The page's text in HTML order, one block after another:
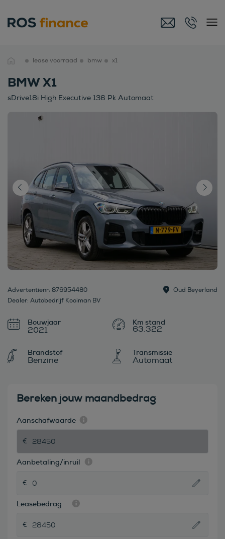
lease voorraad bmw x1
BMW X1
sDrive18i High Executive 136 Pk Automaat
Advertentienr: 876954480
Dealer: Autobedrijf Kooiman BV
Oud Beyerland
Bouwjaar
2021 63.322
Brandstof
Benzine
Transmissie
Automaat
Bereken jouw maandbedrag
Aanschafwaarde
Aanbetaling/inruil
Leasebedrag